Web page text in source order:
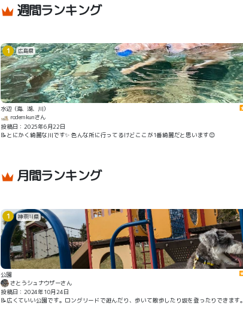
週間ランキング
1 広島県
水辺（海、湖、川）
rodemkunさん
投稿日：2025年6月22日
📝とにかく綺麗な川です✨ 色んな所に行ってるけどここが1番綺麗だと思います😊
月間ランキング
1 神奈川県
公園
さとうシュナウザーさん
投稿日：2024年10月24日
📝広くていい公園です。ロングリードで遊んだり、歩いて散歩したり坂を登ったりできます。